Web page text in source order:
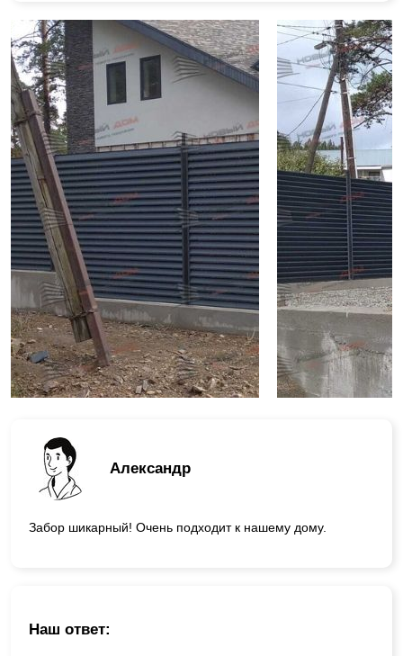
Александр
Забор шикарный! Очень подходит к нашему дому.
Наш ответ: